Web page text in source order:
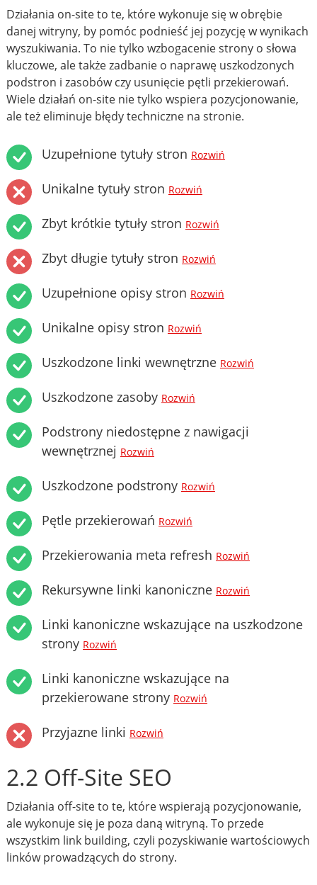
Działania on-site to te, które wykonuje się w obrębie
danej witryny, by pomóc podnieść jej pozycję w wynikach
wyszukiwania. To nie tylko wzbogacenie strony o słowa
kluczowe, ale także zadbanie o naprawę uszkodzonych
podstron i zasobów czy usunięcie pętli przekierowań.
Wiele działań on-site nie tylko wspiera pozycjonowanie,
ale też eliminuje błędy techniczne na stronie.
Uzupełnione tytuły stron Rozwiń
Unikalne tytuły stron Rozwiń
Zbyt krótkie tytuły stron Rozwiń
Zbyt długie tytuły stron Rozwiń
Uzupełnione opisy stron Rozwiń
Unikalne opisy stron Rozwiń
Uszkodzone linki wewnętrzne Rozwiń
Uszkodzone zasoby Rozwiń
Podstrony niedostępne z nawigacji
wewnętrznej Rozwiń
Uszkodzone podstrony Rozwiń
Pętle przekierowań Rozwiń
Przekierowania meta refresh Rozwiń
Rekursywne linki kanoniczne Rozwiń
Linki kanoniczne wskazujące na uszkodzone
strony Rozwiń
Linki kanoniczne wskazujące na
przekierowane strony Rozwiń
Przyjazne linki Rozwiń
2.2 Off-Site SEO
Działania off-site to te, które wspierają pozycjonowanie,
ale wykonuje się je poza daną witryną. To przede
wszystkim link building, czyli pozyskiwanie wartościowych
linków prowadzących do strony.